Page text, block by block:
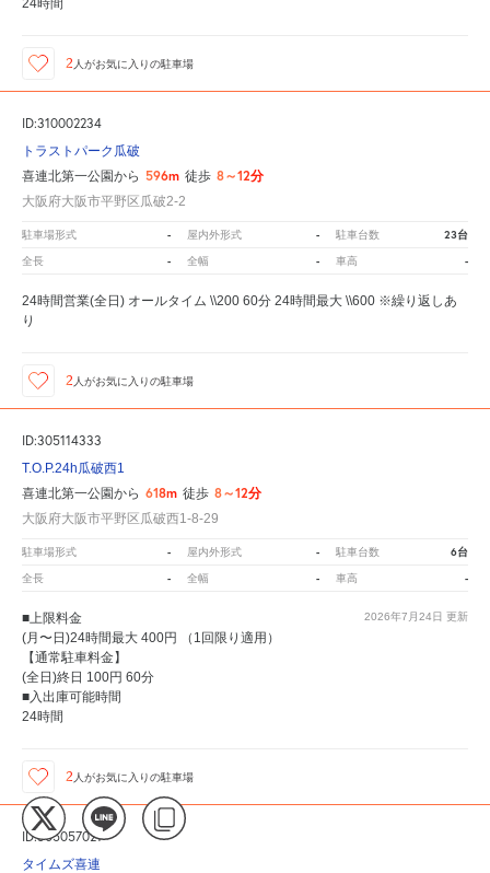
24時間
2 人がお気に入りの駐車場
ID:310002234
トラストパーク瓜破
喜連北第一公園から 596m 徒歩 8～12分
大阪府大阪市平野区瓜破2-2
駐車場形式 - 屋内外形式 - 駐車台数 23台
全長 - 全幅 - 車高 -
24時間営業(全日) オールタイム \\200 60分 24時間最大 \\600 ※繰り返しあ
り
2 人がお気に入りの駐車場
ID:305114333
T.O.P.24h瓜破西1
喜連北第一公園から 618m 徒歩 8～12分
大阪府大阪市平野区瓜破西1-8-29
駐車場形式 - 屋内外形式 - 駐車台数 6台
全長 - 全幅 - 車高 -
2026年7月24日 更新
■上限料金
(月〜日)24時間最大 400円 （1回限り適用）
【通常駐車料金】
(全日)終日 100円 60分
■入出庫可能時間
24時間
2 人がお気に入りの駐車場
ID:305057021
タイムズ喜連